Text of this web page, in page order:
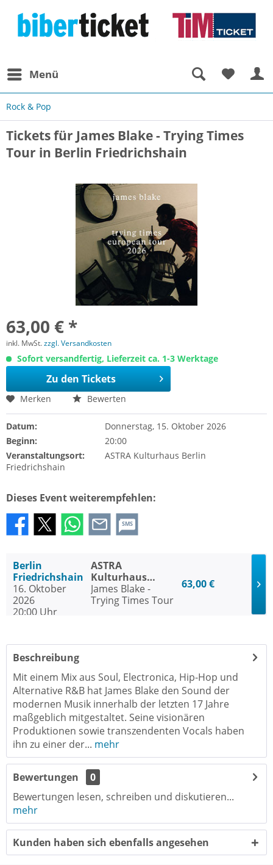
Menü
Rock & Pop
Tickets für James Blake - Trying Times
Tour in Berlin Friedrichshain
63,00 € *
inkl. MwSt.zzgl. Versandkosten
Sofort versandfertig, Lieferzeit ca. 1-3 Werktage
Zu den Tickets
Merken Bewerten
Datum:
Donnerstag, 15. Oktober 2026
Beginn:
20:00
Veranstaltungsort:
ASTRA Kulturhaus Berlin
Friedrichshain
Dieses Event weiterempfehlen:
SMS
Berlin
Friedrichshain
16. Oktober
2026
20:00 Uhr
ASTRA
Kulturhaus
Berlin
Friedrichshain
James Blake -
Trying Times Tour
63,00 €
Beschreibung
Mit einem Mix aus Soul, Electronica, Hip-Hop und
Alternative R&B hat James Blake den Sound der
modernen Musik innerhalb der letzten 17 Jahre
maßgeblich mitgestaltet. Seine visionären
Produktionen sowie transzendenten Vocals haben
ihn zu einer der... mehr
Bewertungen
0
Bewertungen lesen, schreiben und diskutieren...
mehr
Kunden haben sich ebenfalls angesehen